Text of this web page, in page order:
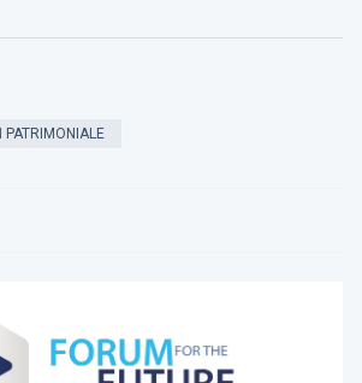
PATRIMONIALE